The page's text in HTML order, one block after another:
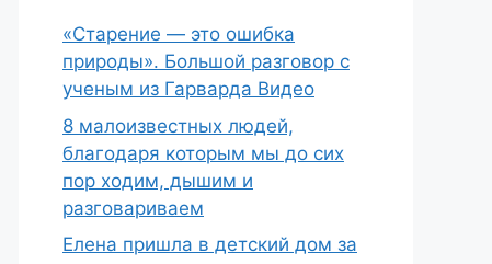
«Старение — это ошибка
природы». Большой разговор с
ученым из Гарварда Видео
8 малоизвестных людей,
благодаря которым мы до сих
пор ходим, дышим и
разговариваем
Елена пришла в детский дом за